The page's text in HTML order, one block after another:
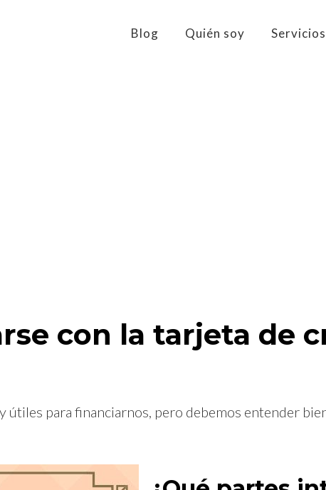
Blog Quién soy Servicios
con la tarjeta de
útiles para financiarnos, pero debemos entender